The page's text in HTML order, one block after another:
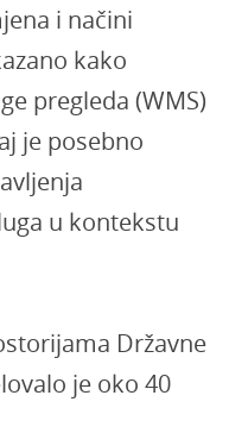
i načini
kako
pregleda (WMS)
je posebno
u kontekstu
Državne
je oko 40